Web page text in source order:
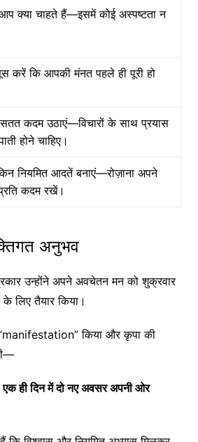
क्या चाहते हैं—इसमें कोई अस्पष्टता न
करें कि आपकी मंनत पहले ही पूरी हो
सतत कदम उठाएं—विचारों के साथ प्रयास
होने चाहिए।
नियमित आदतें बनाएं—रोज़ाना अपने
कदम रखें।
अनुभव
उन्होंने अपने अवचेतन मन को शुक्रवार
लिए तैयार किया।
“manifestation” किया और कृपा की
एक ही दिन में दो नए अवसर अपनी ओर